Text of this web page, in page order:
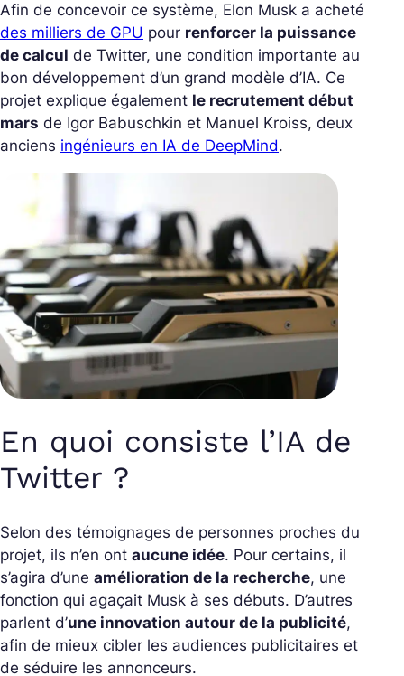
Afin de concevoir ce système, Elon Musk a acheté
des milliers de GPU pour renforcer la puissance
de calcul de Twitter, une condition importante au
bon développement d’un grand modèle d’IA. Ce
projet explique également le recrutement début
mars de Igor Babuschkin et Manuel Kroiss, deux
anciens ingénieurs en IA de DeepMind.
En quoi consiste l’IA de
Twitter ?
Selon des témoignages de personnes proches du
projet, ils n’en ont aucune idée. Pour certains, il
s’agira d’une amélioration de la recherche, une
fonction qui agaçait Musk à ses débuts. D’autres
parlent d’une innovation autour de la publicité,
afin de mieux cibler les audiences publicitaires et
de séduire les annonceurs.